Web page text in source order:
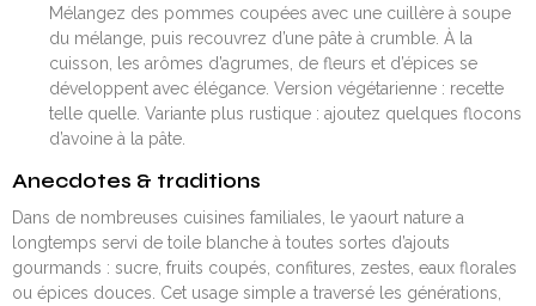
Mélangez des pommes coupées avec une cuillère à soupe
du mélange, puis recouvrez d’une pâte à crumble. À la
cuisson, les arômes d’agrumes, de fleurs et d’épices se
développent avec élégance. Version végétarienne : recette
telle quelle. Variante plus rustique : ajoutez quelques flocons
d’avoine à la pâte.
Anecdotes & traditions
Dans de nombreuses cuisines familiales, le yaourt nature a
longtemps servi de toile blanche à toutes sortes d’ajouts
gourmands : sucre, fruits coupés, confitures, zestes, eaux florales
ou épices douces. Cet usage simple a traversé les générations,